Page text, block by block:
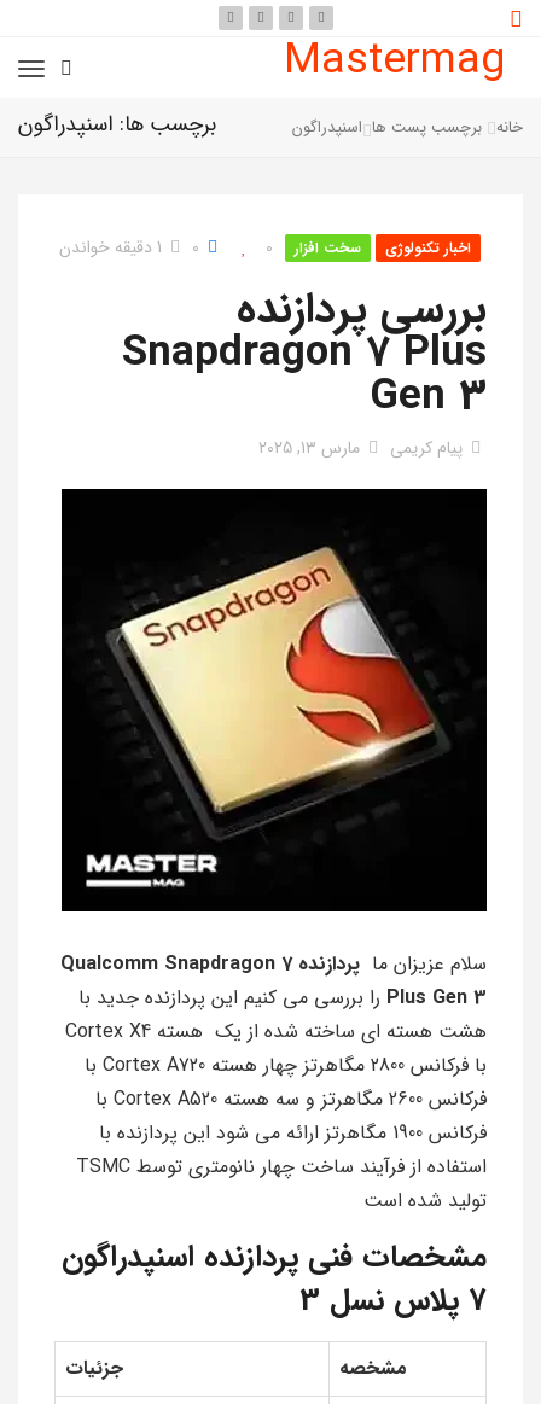
Mastermag
برچسب ها: اسنپدراگون خانه برچسب پست ها اسنپدراگون
اخبار تکنولوژی سخت افزار 0
0 1 دقیقه خواندن
بررسی پردازنده
Snapdragon 7 Plus
Gen 3
پیام کریمی مارس 13, 2025
سلام عزیزان ما
پردازنده Qualcomm Snapdragon 7
Plus Gen 3 را بررسی مي كنيم اين پردازنده جديد با
هشت هسته اي ساخته شده از یک هسته Cortex X4
با فرکانس 2800 مگاهرتز چهار هسته Cortex A720 با
فرکانس 2600 مگاهرتز و سه هسته Cortex A520 با
فرکانس 1900 مگاهرتز ارائه مي شود اين پردازنده با
استفاده از فرآيند ساخت چهار نانومتري توسط TSMC
توليد شده است
مشخصات فنی پردازنده اسنپدراگون
7 پلاس نسل 3
مشخصه
جزئیات